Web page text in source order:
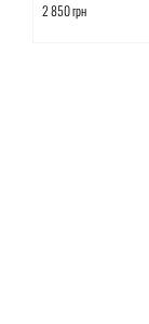
2 850 грн